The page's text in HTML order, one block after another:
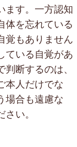
ます。一方認知
体を忘れている
覚もありません
ている自覚があ
断するのは、
本人だけでな
場合も遠慮な
い。